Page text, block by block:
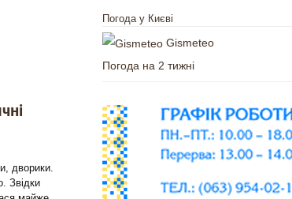
дворики.
Звідки
Погода у Києві
Gismeteo
Погода на 2 тижні